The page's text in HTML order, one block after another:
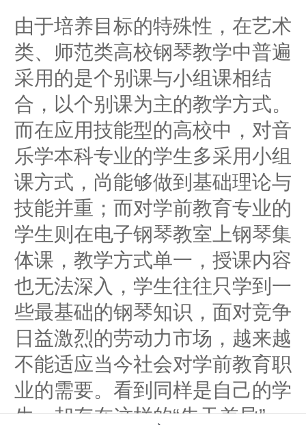
由于培养目标的特殊性，在艺术
类、师范类高校钢琴教学中普遍
采用的是个别课与小组课相结
合，以个别课为主的教学方式。
而在应用技能型的高校中 ，对音
乐学本科专业的学生多采用小组
课方式，尚能够做到基础理论与
技能并重；而对学前教育专业的
学生则在电子钢琴教室上钢琴集
体课，教学方式单一，授课内容
也无法深入，学生往往只学到一
些最基础的钢琴知识，面对竞争
日益激烈的劳动力市场，越来越
不能适应当今社会对学前教育职
业的需要。看到同样是自己的学
生，却存在这样的“先天差异”，